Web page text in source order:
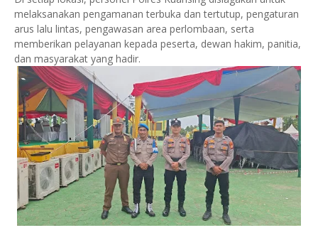
melaksanakan pengamanan terbuka dan tertutup, pengaturan
arus lalu lintas, pengawasan area perlombaan, serta
memberikan pelayanan kepada peserta, dewan hakim, panitia,
dan masyarakat yang hadir.